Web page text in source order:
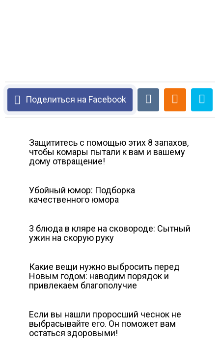
Поделиться на Facebook
Защититесь с помощью этих 8 запахов,
чтобы комары пытали к вам и вашему
дому отвращение!
Убойный юмор: Подборка
качественного юмора
3 блюда в кляре на сковороде: Сытный
ужин на скорую руку
Какие вещи нужно выбросить перед
Новым годом: наводим порядок и
привлекаем благополучие
Если вы нашли проросший чеснок не
выбрасывайте его. Он поможет вам
остаться здоровыми!